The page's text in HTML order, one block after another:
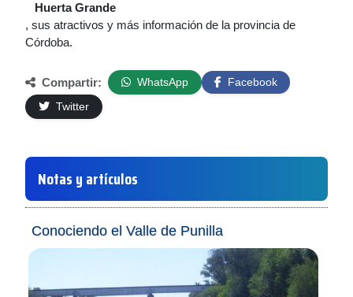
Huerta Grande
, sus atractivos y más información de la provincia de
Córdoba.
Compartir: WhatsApp
Facebook
Twitter
Notas y artículos
Conociendo el Valle de Punilla